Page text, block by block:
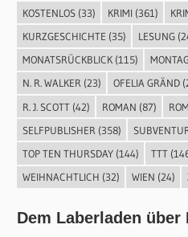
KOSTENLOS(33) KRIMI(361)
KURZGESCHICHTE (35) LESUNG
MONATSRÜCKBLICK(115)
N. R. WALKER(23) OFELIA GRÄND
R. J. SCOTT(42) ROMAN (87)
SELFPUBLISHER (358)
TOP TEN THURSDAY(144) TTT
WEIHNACHTLICH (32) WIEN (24)
Dem Laberladen über